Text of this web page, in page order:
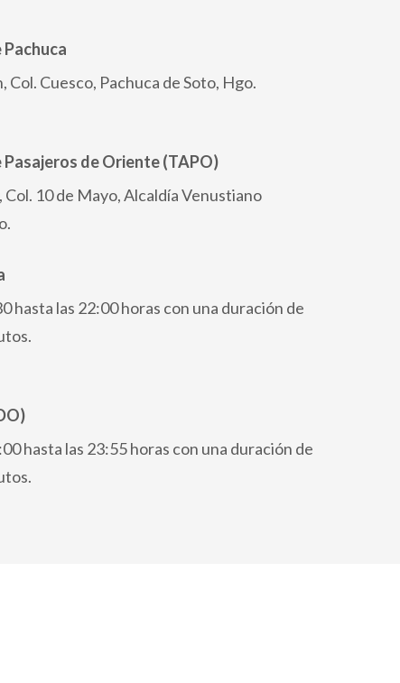
Col. Cuesco, Pachuca de Soto, Hgo.
de Oriente (TAPO)
10 de Mayo, Alcaldía Venustiano
hasta las 22:00 horas con una duración de
hasta las 23:55 horas con una duración de